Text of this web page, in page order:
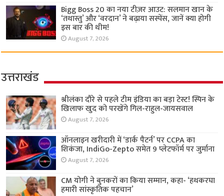
Bigg Boss 20 का नया टीज़र आउट: सलमान खान के
‘तथास्तु’ और ‘वरदान’ ने बढ़ाया सस्पेंस, जानें क्या होगी
इस बार की थीम!
August 7, 2026
उत्तराखंड
श्रीलंका दौरे से पहले टीम इंडिया का बड़ा टेस्ट! स्पिन के
खिलाफ खुद को परखेंगे गिल-राहुल-जायसवाल
August 7, 2026
ऑनलाइन खरीदारी में ‘डार्क पैटर्न’ पर CCPA का
शिकंजा, IndiGo-Zepto समेत 9 प्लेटफॉर्म पर जुर्माना
August 7, 2026
CM योगी ने बुनकरों का किया सम्मान, कहा- ‘हथकरघा
हमारी सांस्कृतिक पहचान’